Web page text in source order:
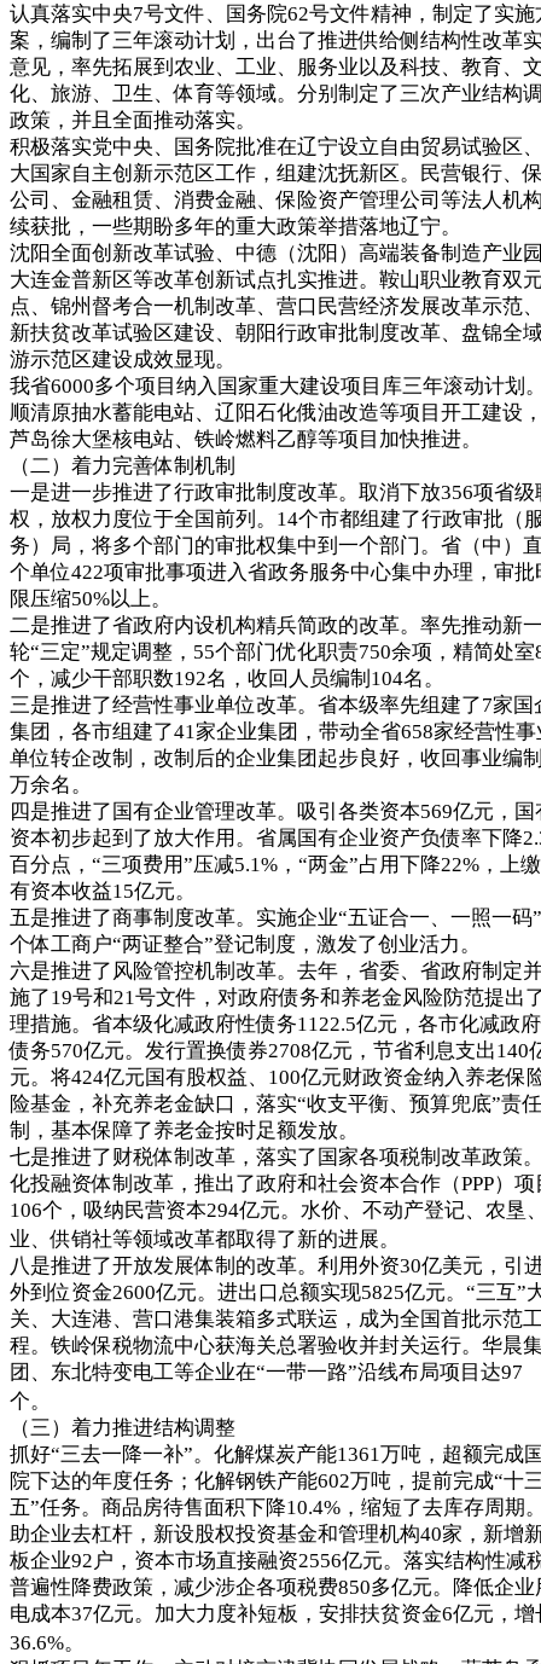
认真落实中央7号文件、国务院62号文件精神，制定了实施
案，编制了三年滚动计划，出台了推进供给侧结构性改革
意见，率先拓展到农业、工业、服务业以及科技、教育、
化、旅游、卫生、体育等领域。分别制定了三次产业结构
政策，并且全面推动落实。
积极落实党中央、国务院批准在辽宁设立自由贸易试验区
大国家自主创新示范区工作，组建沈抚新区。民营银行、
公司、金融租赁、消费金融、保险资产管理公司等法人机
续获批，一些期盼多年的重大政策举措落地辽宁。
沈阳全面创新改革试验、中德（沈阳）高端装备制造产业
大连金普新区等改革创新试点扎实推进。鞍山职业教育双
点、锦州督考合一机制改革、营口民营经济发展改革示范
新扶贫改革试验区建设、朝阳行政审批制度改革、盘锦全
游示范区建设成效显现。
我省6000多个项目纳入国家重大建设项目库三年滚动计划
顺清原抽水蓄能电站、辽阳石化俄油改造等项目开工建设
芦岛徐大堡核电站、铁岭燃料乙醇等项目加快推进。
（二）着力完善体制机制
一是进一步推进了行政审批制度改革。取消下放356项省级
权，放权力度位于全国前列。14个市都组建了行政审批（
务）局，将多个部门的审批权集中到一个部门。省（中）
个单位422项审批事项进入省政务服务中心集中办理，审批
限压缩50%以上。
二是推进了省政府内设机构精兵简政的改革。率先推动新
轮“三定”规定调整，55个部门优化职责750余项，精简处室
个，减少干部职数192名，收回人员编制104名。
三是推进了经营性事业单位改革。省本级率先组建了7家国
集团，各市组建了41家企业集团，带动全省658家经营性事
单位转企改制，改制后的企业集团起步良好，收回事业编
万余名。
四是推进了国有企业管理改革。吸引各类资本569亿元，国
资本初步起到了放大作用。省属国有企业资产负债率下降
百分点，“三项费用”压减5.1%，“两金”占用下降22%，上
有资本收益15亿元。
五是推进了商事制度改革。实施企业“五证合一、一照一码
个体工商户“两证整合”登记制度，激发了创业活力。
六是推进了风险管控机制改革。去年，省委、省政府制定
施了19号和21号文件，对政府债务和养老金风险防范提出
理措施。省本级化减政府性债务1122.5亿元，各市化减政
债务570亿元。发行置换债券2708亿元，节省利息支出140
元。将424亿元国有股权益、100亿元财政资金纳入养老保
险基金，补充养老金缺口，落实“收支平衡、预算兜底”责任
制，基本保障了养老金按时足额发放。
七是推进了财税体制改革，落实了国家各项税制改革政策
化投融资体制改革，推出了政府和社会资本合作（PPP）项
106个，吸纳民营资本294亿元。水价、不动产登记、农垦
业、供销社等领域改革都取得了新的进展。
八是推进了开放发展体制的改革。利用外资30亿美元，引
外到位资金2600亿元。进出口总额实现5825亿元。“三互”
关、大连港、营口港集装箱多式联运，成为全国首批示范
程。铁岭保税物流中心获海关总署验收并封关运行。华晨
团、东北特变电工等企业在“一带一路”沿线布局项目达97
个。
（三）着力推进结构调整
抓好“三去一降一补”。化解煤炭产能1361万吨，超额完成
院下达的年度任务；化解钢铁产能602万吨，提前完成“十
五”任务。商品房待售面积下降10.4%，缩短了去库存周期
助企业去杠杆，新设股权投资基金和管理机构40家，新增
板企业92户，资本市场直接融资2556亿元。落实结构性减
普遍性降费政策，减少涉企各项税费850多亿元。降低企业
电成本37亿元。加大力度补短板，安排扶贫资金6亿元，增
36.6%。